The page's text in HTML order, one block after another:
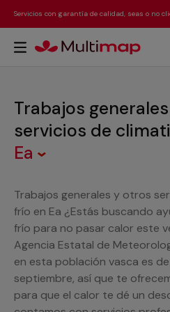
Servicios con garantía de calidad, seas o no
Trabajos
servicios de
Ea
Trabajos generales y otros
frío en Ea ¿Estás buscando
frío para no pasar calor este
Agencia Estatal de
en esta población vasca es de
septiembre, así que te
para que el calor te dé un